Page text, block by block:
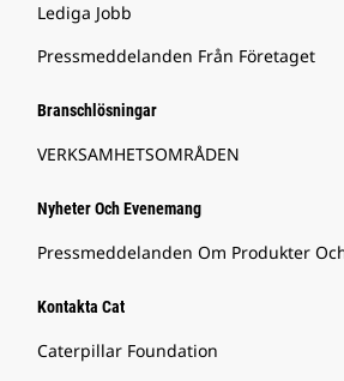
Lediga Jobb
Pressmeddelanden Från Företaget
Branschlösningar
VERKSAMHETSOMRÅDEN
Nyheter Och Evenemang
Pressmeddelanden Om Produkter
Kontakta Cat
Caterpillar Foundation